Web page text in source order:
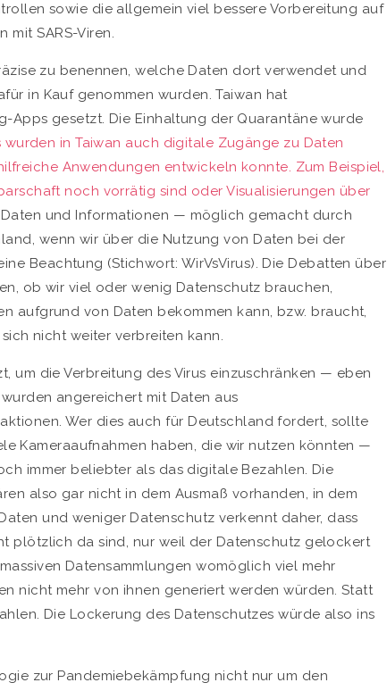
sowie die allgemein viel bessere Vorbereitung auf
mit SARS-Viren.
zu benennen, welche Daten dort verwendet und
in Kauf genommen wurden. Taiwan hat
Apps gesetzt. Die Einhaltung der Quarantäne wurde
wurden in Taiwan auch digitale Zugänge zu Daten
Anwendungen entwickeln konnte. Zum Beispiel,
noch vorrätig sind oder Visualisierungen über
und Informationen — möglich gemacht durch
wenn wir über die Nutzung von Daten bei der
Beachtung (Stichwort: WirVsVirus). Die Debatten über
ob wir viel oder wenig Datenschutz brauchen,
aufgrund von Daten bekommen kann, bzw. braucht,
nicht weiter verbreiten kann.
um die Verbreitung des Virus einzuschränken — eben
angereichert mit Daten aus
Wer dies auch für Deutschland fordert, sollte
Kameraaufnahmen haben, die wir nutzen könnten —
immer beliebter als das digitale Bezahlen. Die
also gar nicht in dem Ausmaß vorhanden, in dem
und weniger Datenschutz verkennt daher, dass
plötzlich da sind, nur weil der Datenschutz gelockert
Datensammlungen womöglich viel mehr
nicht mehr von ihnen generiert werden würden. Statt
Die Lockerung des Datenschutzes würde also ins
zur Pandemiebekämpfung nicht nur um den